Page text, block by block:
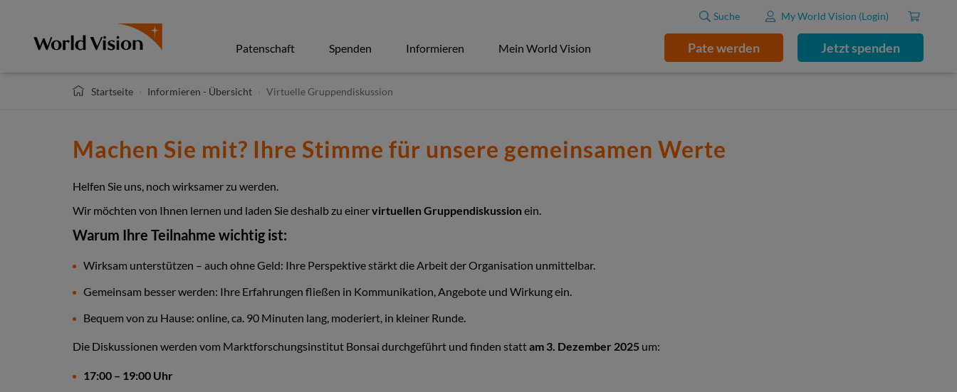
Patenschaft Spenden Informieren Mein World Vision Pate werden Jetzt spenden
Suche My World Vision (Login)
Startseite Informieren - Übersicht Virtuelle Gruppendiskussion
Machen Sie mit? Ihre Stimme für unsere gemeinsamen Werte
Helfen Sie uns, noch wirksamer zu werden.
Wir möchten von Ihnen lernen und laden Sie deshalb zu einervirtuellen Gruppendiskussionein.
Warum Ihre Teilnahme wichtig ist:
Wirksam unterstützen – auch ohne Geld: Ihre Perspektive stärkt die Arbeit der Organisation unmittelbar.
Gemeinsam besser werden: Ihre Erfahrungen fließen in Kommunikation, Angebote und Wirkung ein.
Bequem von zu Hause: online, ca. 90 Minuten lang, moderiert, in kleiner Runde.
Die Diskussionen werden vom Marktforschungsinstitut Bonsai durchgeführt und finden stattam 3. Dezember 2025 um:
17:00 – 19:00 Uhr